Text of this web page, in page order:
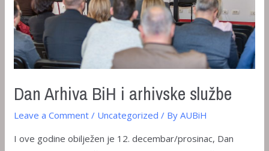
Dan Arhiva BiH i arhivske službe
Leave a Comment / Uncategorized / ByAUBiH
I ove godine obilježen je 12. decembar/prosinac, Dan